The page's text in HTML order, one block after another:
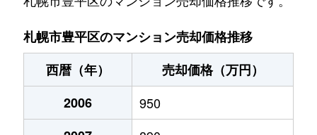
月寒中央通
1,500万円 月寒中央
月寒中央通
3,000万円 月寒中央
月寒中央通
2,000万円
札幌市豊平区のマンション売却価格推移
西暦（年）
売却価格（万円）
2006
950